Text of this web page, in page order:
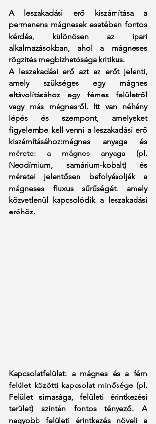
A leszakadási erő kiszámítása a
permanens mágnesek esetében fontos
kérdés, különösen az ipari
alkalmazásokban, ahol a mágneses
rögzítés megbízhatósága kritikus.
A leszakadási erő azt az erőt jelenti,
amely szükséges egy mágnes
eltávolításához egy fémes felületről
vagy más mágnesről. Itt van néhány
lépés és szempont, amelyeket
figyelembe kell venni a leszakadási erő
kiszámításához:mágnes anyaga és
mérete: a mágnes anyaga (pl.
Neodímium, samárium-kobalt) és
méretei jelentősen befolyásolják a
mágneses fluxus sűrűségét, amely
közvetlenül kapcsolódik a leszakadási
erőhöz.
Kapcsolatfelület: a mágnes és a fém
felület közötti kapcsolat minősége (pl.
Felület simasága, felületi érintkezési
terület) szintén fontos tényező. A
nagyobb felületi érintkezés növeli a